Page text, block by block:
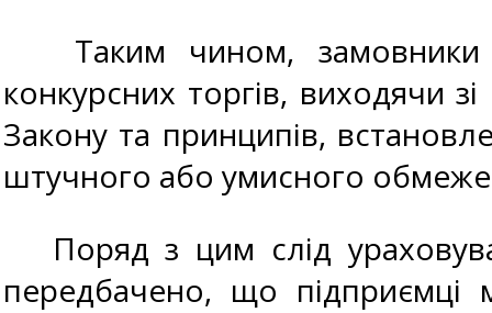
Таким чином, замовники
конкурсних торгів, виходячи
Закону та принципів,
штучного або умисного
Поряд з цим слід
передбачено, що підприємці